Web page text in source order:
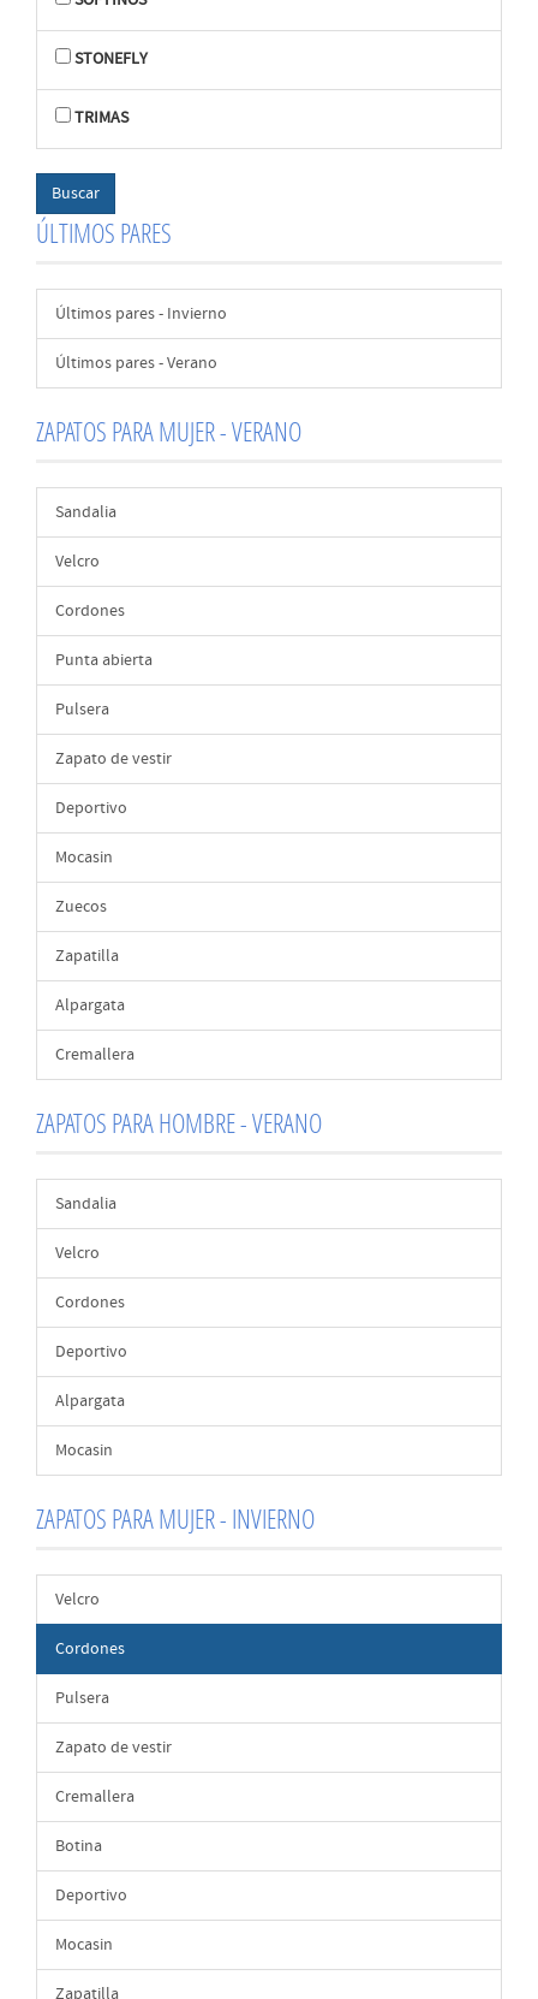
STONEFLY
TRIMAS
ÚLTIMOS PARES
Últimos pares - Invierno
Últimos pares - Verano
ZAPATOS PARA MUJER - VERANO
Sandalia
Velcro
Cordones
Punta abierta
Pulsera
Zapato de vestir
Deportivo
Mocasin
Zuecos
Zapatilla
Alpargata
Cremallera
ZAPATOS PARA HOMBRE - VERANO
Sandalia
Velcro
Cordones
Deportivo
Alpargata
Mocasin
ZAPATOS PARA MUJER - INVIERNO
Velcro
Cordones
Pulsera
Zapato de vestir
Cremallera
Botina
Deportivo
Mocasin
Zapatilla